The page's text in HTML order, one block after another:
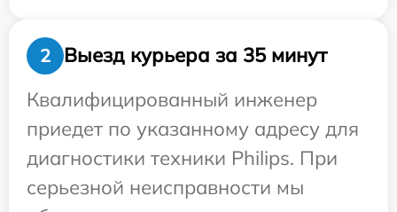
2
Выезд курьера за 35 минут
Квалифицированный инженер
приедет по указанному адресу для
диагностики техники Philips. При
серьезной неисправности мы